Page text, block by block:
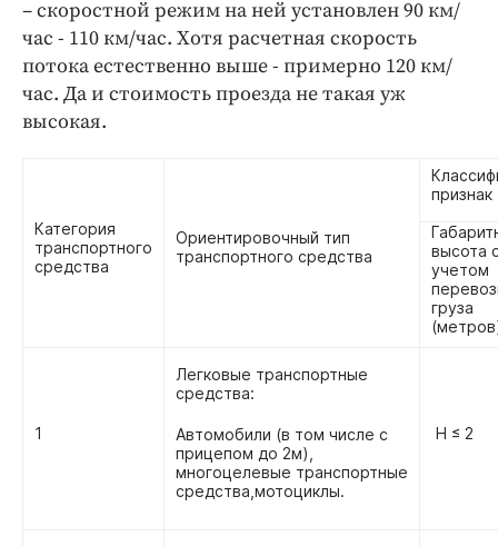
– скоростной режим на ней установлен 90 км/
час - 110 км/час. Хотя расчетная скорость
потока естественно выше - примерно 120 км/
час. Да и стоимость проезда не такая уж
высокая.
Категория
транспортного
средства
Ориентировочный тип
транспортного средства
признак
высота
учетом
груза
1
Легковые транспортные
средства:
Автомобили (в том числе с
прицепом до 2м),
многоцелевые транспортные
средства,мотоциклы.
H ≤ 2